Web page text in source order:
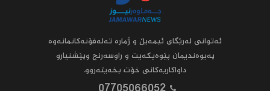
ئه‌توانى له‌رێگاى ئیمه‌یڵ و ژماره‌ ته‌له‌فۆنه‌کانمانه‌وه‌
په‌یوه‌ندیمان پێوه‌بکه‌یت و راوسه‌رنج وپێشنیارو
داواکاریه‌کانى خۆت بخه‌یته‌روو.